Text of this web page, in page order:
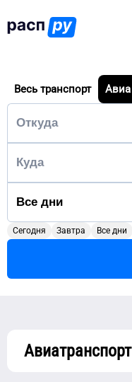
Весь транспорт Авиа
Сегодня Завтра Все дни
Авиатранспорт